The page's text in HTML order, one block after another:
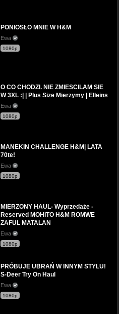
PONIOSŁO MNIE W H&M
Ewa
1080p
O CO CHODZI. NIE ZMIESCILAM SIE
W 3XL :| | Plus Size Mierzymy | Elleins
Ewa
1080p
MANEKIN CHALLENGE H&M| LATA
70te!
Ewa
1080p
MIERZONY HAUL- Wyprzedaże -
Reserved MOHITO H&M ROMWE
ZAFUL MATALAN
Ewa
1080p
PRÓBUJE UBRAŃ W INNYM STYLU!
S-Deer Try On Haul
Ewa
1080p